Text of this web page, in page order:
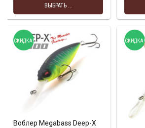
ВЫБРАТЬ ...
Воблер Megabass Deep-X
СКИДКА! СКИДКА!